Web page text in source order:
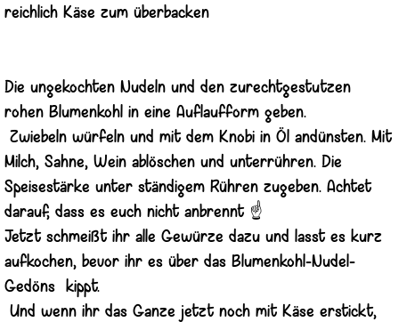
reichlich Käse zum überbacken
Die ungekochten Nudeln und den zurechtgestutzen
rohen Blumenkohl in eine Auflaufform geben.
Zwiebeln würfeln und mit dem Knobi in Öl andünsten. Mit
Milch, Sahne, Wein ablöschen und unterrühren. Die
Speisestärke unter ständigem Rühren zugeben. Achtet
darauf, dass es euch nicht anbrennt ☝️
Jetzt schmeißt ihr alle Gewürze dazu und lasst es kurz
aufkochen, bevor ihr es über das Blumenkohl-Nudel-
Gedöns kippt.
Und wenn ihr das Ganze jetzt noch mit Käse erstickt,